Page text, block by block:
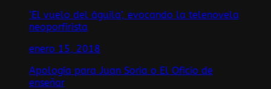
‘El vuelo del águila’, evocando la telenovela
neoporfirista
enero 15, 2018
Apología para Juan Soria o El Oficio de
enseñar